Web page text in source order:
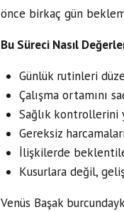
önce birkaç gün
Bu Süreci Nasıl
Günlük rutinleri
Çalışma ortamını
Sağlık kontrollerini
Gereksiz
İlişkilerde
Kusurlara değil,
Venüs Başak